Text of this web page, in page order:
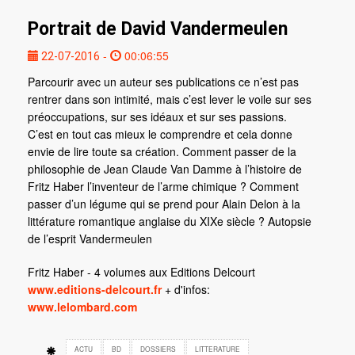
Portrait de David Vandermeulen
22-07-2016 -
00:06:55
Parcourir avec un auteur ses publications ce n’est pas
rentrer dans son intimité, mais c’est lever le voile sur ses
préoccupations, sur ses idéaux et sur ses passions.
C’est en tout cas mieux le comprendre et cela donne
envie de lire toute sa création. Comment passer de la
philosophie de Jean Claude Van Damme à l’histoire de
Fritz Haber l’inventeur de l’arme chimique ? Comment
passer d’un légume qui se prend pour Alain Delon à la
littérature romantique anglaise du XIXe siècle ? Autopsie
de l’esprit Vandermeulen
Fritz Haber - 4 volumes aux Editions Delcourt
www.editions-delcourt.fr+ d'infos:
www.lelombard.com
ACTU BD DOSSIERS LITTERATURE